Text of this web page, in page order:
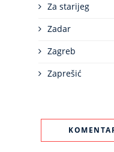
Za starijeg
Zadar
Zagreb
Zaprešić